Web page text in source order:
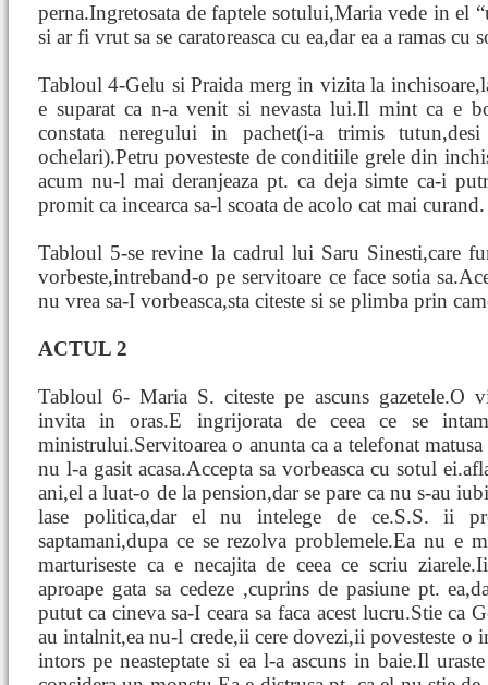
perna.Ingretosata de faptele sotului,Maria vede in el
si ar fi vrut sa se caratoreasca cu ea,dar ea a ramas
Tabloul 4-Gelu si Praida merg in vizita la
e suparat ca n-a venit si nevasta lui.Il mint ca e
constata neregului in pachet(i-a trimis
ochelari).Petru povesteste de conditiile grele din
acum nu-l mai deranjeaza pt. ca deja simte ca-i
promit ca incearca sa-l scoata de acolo cat mai curand.
Tabloul 5-se revine la cadrul lui Saru Sinesti,care
vorbeste,intreband-o pe servitoare ce face sotia
nu vrea sa-I vorbeasca,sta citeste si se plimba prin
ACTUL 2
Tabloul 6- Maria S. citeste pe ascuns gazetele.O
invita in oras.E ingrijorata de ceea ce se
ministrului.Servitoarea o anunta ca a telefonat
nu l-a gasit acasa.Accepta sa vorbeasca cu sotul
ani,el a luat-o de la pension,dar se pare ca nu s-au
lase politica,dar el nu intelege de ce.S.S. ii
saptamani,dupa ce se rezolva problemele.Ea nu e
marturiseste ca e necajita de ceea ce scriu
aproape gata sa cedeze ,cuprins de pasiune pt.
putut ca cineva sa-I ceara sa faca acest lucru.Stie ca
au intalnit,ea nu-l crede,ii cere dovezi,ii povesteste o
intors pe neasteptate si ea l-a ascuns in baie.Il